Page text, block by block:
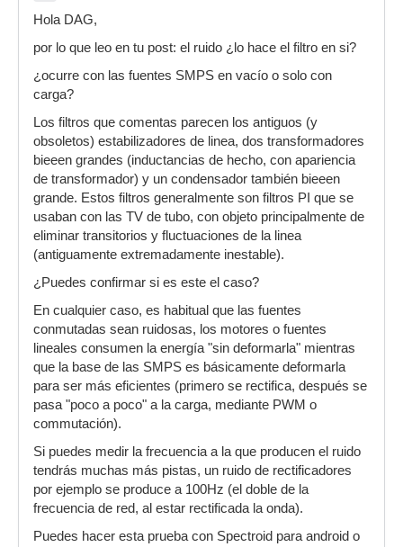
Hola DAG,
por lo que leo en tu post: el ruido ¿lo hace el filtro en si?
¿ocurre con las fuentes SMPS en vacío o solo con
carga?
Los filtros que comentas parecen los antiguos (y
obsoletos) estabilizadores de linea, dos transformadores
bieeen grandes (inductancias de hecho, con apariencia
de transformador) y un condensador también bieeen
grande. Estos filtros generalmente son filtros PI que se
usaban con las TV de tubo, con objeto principalmente de
eliminar transitorios y fluctuaciones de la linea
(antiguamente extremadamente inestable).
¿Puedes confirmar si es este el caso?
En cualquier caso, es habitual que las fuentes
conmutadas sean ruidosas, los motores o fuentes
lineales consumen la energía "sin deformarla" mientras
que la base de las SMPS es básicamente deformarla
para ser más eficientes (primero se rectifica, después se
pasa "poco a poco" a la carga, mediante PWM o
commutación).
Si puedes medir la frecuencia a la que producen el ruido
tendrás muchas más pistas, un ruido de rectificadores
por ejemplo se produce a 100Hz (el doble de la
frecuencia de red, al estar rectificada la onda).
Puedes hacer esta prueba con Spectroid para android o